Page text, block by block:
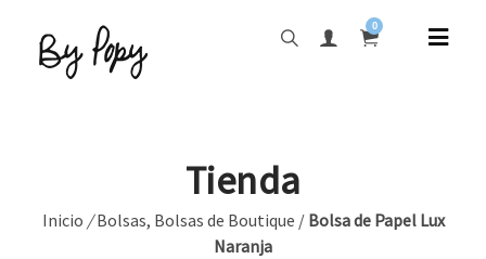
0
Tienda
Inicio /Bolsas, Bolsas de Boutique / Bolsa de Papel Lux
Naranja